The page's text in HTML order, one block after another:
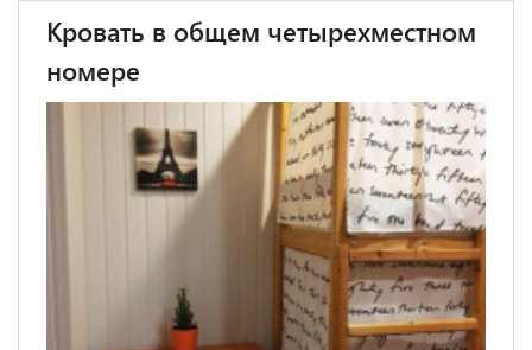
Кровать в общем четырехместном
номере